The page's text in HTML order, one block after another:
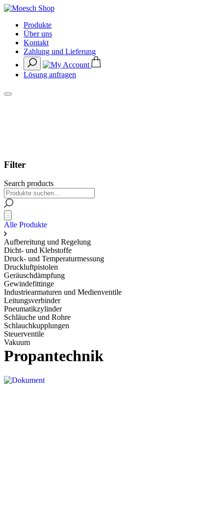
Produkte
Über uns
Kontakt
Zahlung und Lieferung
Lösung anfragen
Filter
Search products
Alle Produkte
Aufbereitung und Regelung
Dicht- und Klebstoffe
Druck- und Temperaturmessung
Druckluftpistolen
Geräuschdämpfung
Gewindefittinge
Industriearmaturen und Medienventile
Leitungsverbinder
Pneumatikzylinder
Schläuche und Rohre
Schlauchkupplungen
Steuerventile
Vakuum
Propantechnik